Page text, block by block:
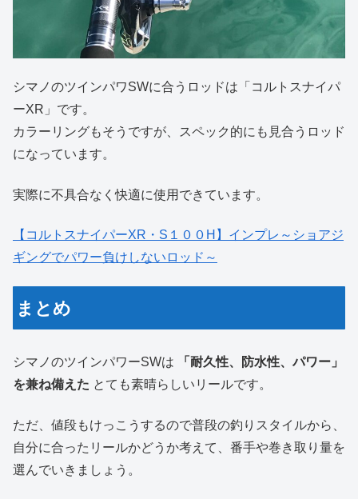
シマノのツインパワSWに合うロッドは「コルトスナイパ
ーXR」です。
カラーリングもそうですが、スペック的にも見合うロッド
になっています。
実際に不具合なく快適に使用できています。
【コルトスナイパーXR・S１００H】インプレ～ショアジ
ギングでパワー負けしないロッド～
まとめ
シマノのツインパワーSWは
「耐久性、防水性、パワー」
を兼ね備えた とても素晴らしいリールです。
ただ、値段もけっこうするので普段の釣りスタイルから、
自分に合ったリールかどうか考えて、番手や巻き取り量を
選んでいきましょう。